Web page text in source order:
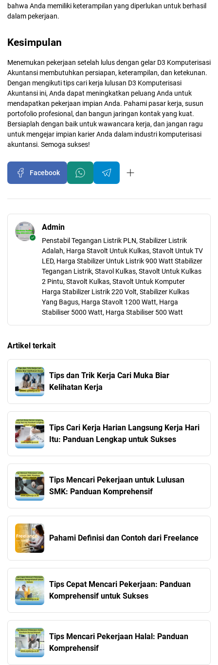
bahwa Anda memiliki keterampilan yang diperlukan untuk berhasil
dalam pekerjaan.
Kesimpulan
Menemukan pekerjaan setelah lulus dengan gelar D3 Komputerisasi
Akuntansi membutuhkan persiapan, keterampilan, dan ketekunan.
Dengan mengikuti tips cari kerja lulusan D3 Komputerisasi
Akuntansi ini, Anda dapat meningkatkan peluang Anda untuk
mendapatkan pekerjaan impian Anda. Pahami pasar kerja, susun
portofolio profesional, dan bangun jaringan kontak yang kuat.
Bersiaplah dengan baik untuk wawancara kerja, dan jangan ragu
untuk mengejar impian karier Anda dalam industri komputerisasi
akuntansi. Semoga sukses!
Facebook
Admin
Penstabil Tegangan Listrik PLN, Stabilizer Listrik
Adalah, Harga Stavolt Untuk Kulkas, Stavolt Untuk TV
LED, Harga Stabilizer Untuk Listrik 900 Watt Stabilizer
Tegangan Listrik, Stavol Kulkas, Stavolt Untuk Kulkas
2 Pintu, Stavolt Kulkas, Stavolt Untuk Komputer
Harga Stabilizer Listrik 220 Volt, Stabilizer Kulkas
Yang Bagus, Harga Stavolt 1200 Watt, Harga
Stabiliser 5000 Watt, Harga Stabiliser 500 Watt
Artikel terkait
Tips dan Trik Kerja Cari Muka Biar
Kelihatan Kerja
Tips Cari Kerja Harian Langsung Kerja Hari
Itu: Panduan Lengkap untuk Sukses
Tips Mencari Pekerjaan untuk Lulusan
SMK: Panduan Komprehensif
Pahami Definisi dan Contoh dari Freelance
Tips Cepat Mencari Pekerjaan: Panduan
Komprehensif untuk Sukses
Tips Mencari Pekerjaan Halal: Panduan
Komprehensif